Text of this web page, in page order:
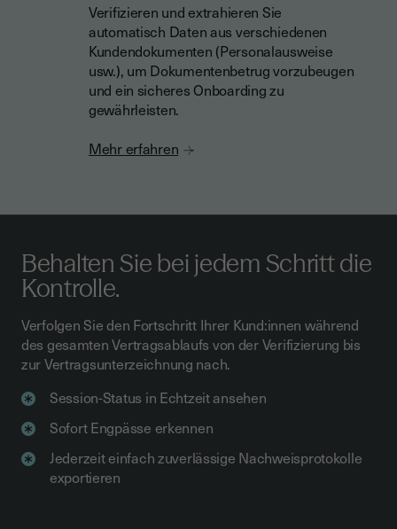
Verifizieren und extrahieren Sie
automatisch Daten aus verschiedenen
Kundendokumenten (Personalausweise
usw.), um Dokumentenbetrug vorzubeugen
und ein sicheres Onboarding zu
gewährleisten.
Mehr erfahren
Behalten Sie bei jedem Schritt die
Kontrolle.
Verfolgen Sie den Fortschritt Ihrer Kund:innen während
des gesamten Vertragsablaufs von der Verifizierung bis
zur Vertragsunterzeichnung nach.
Session-Status in Echtzeit ansehen
Sofort Engpässe erkennen
Jederzeit einfach zuverlässige Nachweisprotokolle
exportieren